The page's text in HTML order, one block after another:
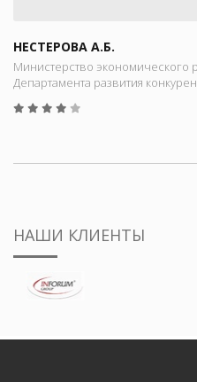
НЕСТЕРОВА А.Б.
Министерство экономического
Департамента развития
НАШИ КЛИЕНТЫ